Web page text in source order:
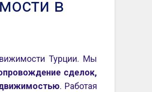
в
Турции. Мы
сделок,
. Работая